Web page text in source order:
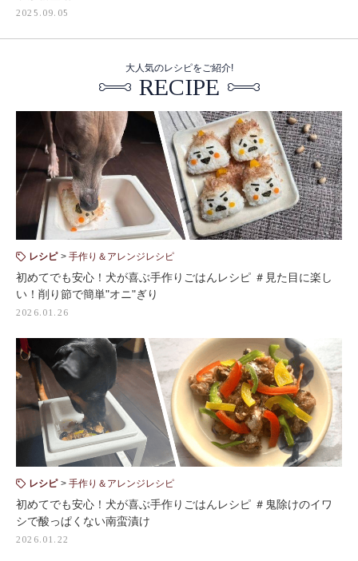
2025.09.05
大人気のレシピをご紹介!
RECIPE
レシピ 手作り＆アレンジレシピ
初めてでも安心！犬が喜ぶ手作りごはんレシピ ＃見た目に楽し
い！削り節で簡単"オニ"ぎり
2026.01.26
レシピ 手作り＆アレンジレシピ
初めてでも安心！犬が喜ぶ手作りごはんレシピ ＃鬼除けのイワ
シで酸っぱくない南蛮漬け
2026.01.22